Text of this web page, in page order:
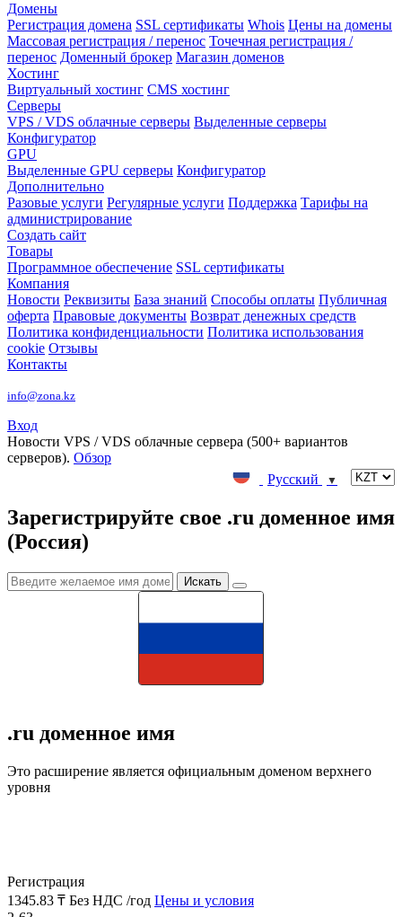
Домены
Регистрация домена SSL сертификаты Whois Цены на домены
Массовая регистрация / перенос Точечная регистрация /
перенос Доменный брокер Магазин доменов
Хостинг
Виртуальный хостинг CMS хостинг
Серверы
VPS / VDS облачные серверы Выделенные серверы
Конфигуратор
GPU
Выделенные GPU серверы Конфигуратор
Дополнительно
Разовые услуги Регулярные услуги Поддержка Тарифы на
администрирование
Создать сайт
Товары
Программное обеспечение SSL сертификаты
Компания
Новости Реквизиты База знаний Способы оплаты Публичная
оферта Правовые документы Возврат денежных средств
Политика конфиденциальности Политика использования
cookie Отзывы
Контакты
info@zona.kz
Вход
Новости VPS / VDS облачные сервера (500+ вариантов
серверов). Обзор
Русский
▼
Зарегистрируйте свое .ru доменное имя
(Россия)
.ru доменное имя
Это расширение является официальным доменом верхнего
уровня
Регистрация
1345.83 ₸ Без НДС /год Цены и условия